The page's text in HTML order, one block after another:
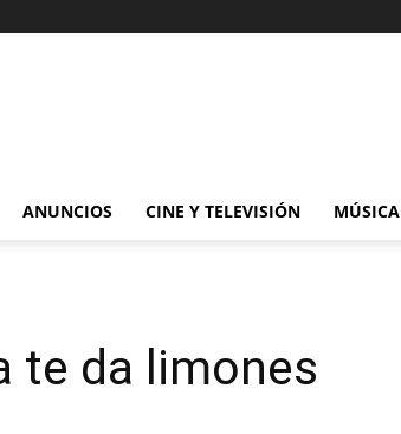
ANUNCIOS CINE Y TELEVISIÓN MÚSICA
te da limones